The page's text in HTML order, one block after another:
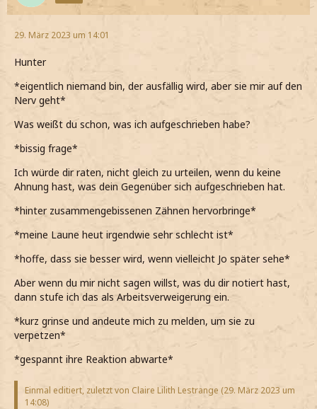
29. März 2023 um 14:01
Hunter
*eigentlich niemand bin, der ausfällig wird, aber sie mir auf den
Nerv geht*
Was weißt du schon, was ich aufgeschrieben habe?
*bissig frage*
Ich würde dir raten, nicht gleich zu urteilen, wenn du keine
Ahnung hast, was dein Gegenüber sich aufgeschrieben hat.
*hinter zusammengebissenen Zähnen hervorbringe*
*meine Laune heut irgendwie sehr schlecht ist*
*hoffe, dass sie besser wird, wenn vielleicht Jo später sehe*
Aber wenn du mir nicht sagen willst, was du dir notiert hast,
dann stufe ich das als Arbeitsverweigerung ein.
*kurz grinse und andeute mich zu melden, um sie zu
verpetzen*
*gespannt ihre Reaktion abwarte*
Einmal editiert, zuletzt von Claire Lilith Lestrange (29. März 2023 um
14:08)